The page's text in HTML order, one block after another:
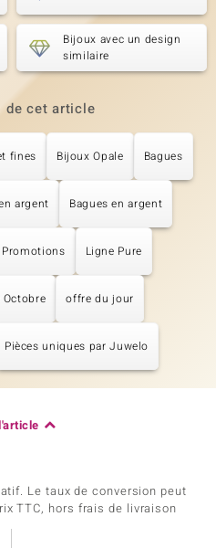
Bijoux avec un design
similaire
de cet article
fines Bijoux Opale Bagues
argent Bagues en argent
Promotions Ligne Pure
Octobre offre du jour
Pièces uniques par Juwelo
Le taux de conversion peut
TTC, hors frais de livraison